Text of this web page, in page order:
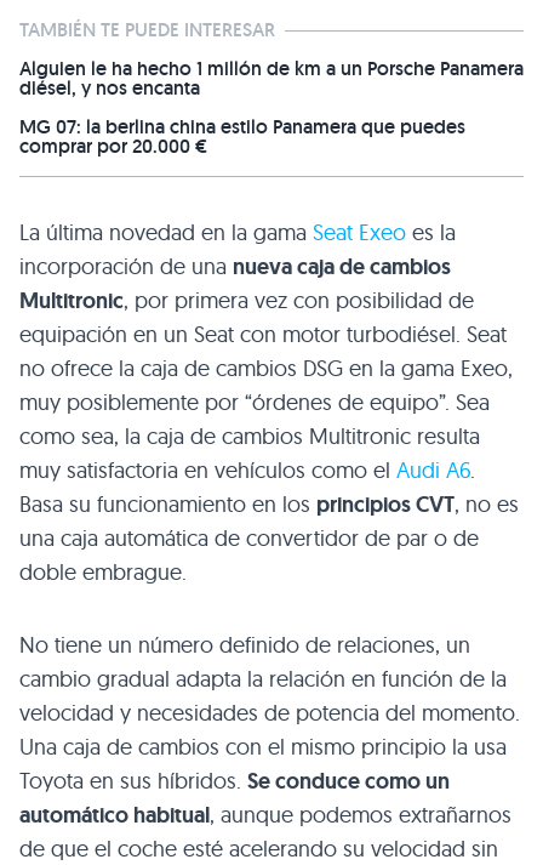
TAMBIÉN TE PUEDE INTERESAR
Alguien le ha hecho 1 millón de km a un Porsche Panamera
diésel, y nos encanta
MG 07: la berlina china estilo Panamera que puedes
comprar por 20.000 €
La última novedad en la gama Seat Exeo es la
incorporación de una nueva caja de cambios
Multitronic, por primera vez con posibilidad de
equipación en un Seat con motor turbodiésel. Seat
no ofrece la caja de cambios DSG en la gama Exeo,
muy posiblemente por “órdenes de equipo”. Sea
como sea, la caja de cambios Multitronic resulta
muy satisfactoria en vehículos como el Audi A6.
Basa su funcionamiento en los principiosCVT, no es
una caja automática de convertidor de par o de
doble embrague.
No tiene un número definido de relaciones, un
cambio gradual adapta la relación en función de la
velocidad y necesidades de potencia del momento.
Una caja de cambios con el mismo principio la usa
Toyota en sus híbridos. Se conduce como un
automático habitual, aunque podemos extrañarnos
de que el coche esté acelerando su velocidad sin